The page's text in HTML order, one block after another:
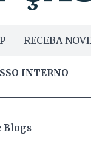
RECEBA
INTERNO
Blogs